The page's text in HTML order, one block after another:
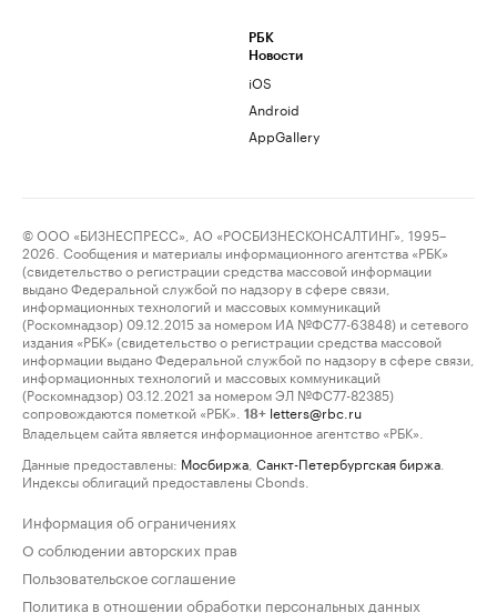
РБК
Новости
iOS
Android
AppGallery
© ООО «БИЗНЕСПРЕСС», АО «РОСБИЗНЕСКОНСАЛТИНГ», 1995–
2026. Сообщения и материалы информационного агентства «РБК»
(свидетельство о регистрации средства массовой информации
выдано Федеральной службой по надзору в сфере связи,
информационных технологий и массовых коммуникаций
(Роскомнадзор) 09.12.2015 за номером ИА №ФС77-63848) и сетевого
издания «РБК» (свидетельство о регистрации средства массовой
информации выдано Федеральной службой по надзору в сфере связи,
информационных технологий и массовых коммуникаций
(Роскомнадзор) 03.12.2021 за номером ЭЛ №ФС77-82385)
сопровождаются пометкой «РБК».
18+ letters@rbc.ru
Владельцем сайта является информационное агентство «РБК».
Данные предоставлены: Мосбиржа Санкт-Петербургская биржа
Индексы облигаций предоставлены Cbonds.
Информация об ограничениях
О соблюдении авторских прав
Пользовательское соглашение
Политика в отношении обработки персональных данных